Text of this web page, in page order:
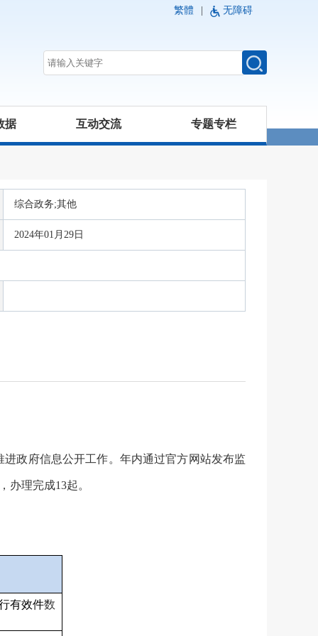
繁體 无障碍
据 互动交流 专题专栏
综合政务;其他
2024年01月29日
政府信息公开工作。年内通过官方网站发布监
办理完成13起。
有效件数